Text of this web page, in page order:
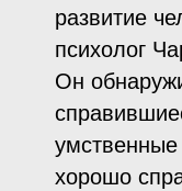
развитие
психолог
Он
умственные
хорошо